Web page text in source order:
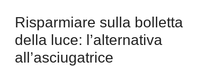
Risparmiare sulla bolletta
della luce: l’alternativa
all’asciugatrice